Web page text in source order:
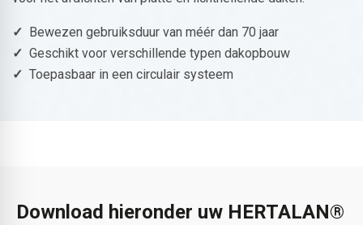
✓ Bewezen gebruiksduur van méér dan 70 jaar
✓ Geschikt voor verschillende typen dakopbouw
✓ Toepasbaar in een circulair systeem
Download hieronder uw HERTALAN®